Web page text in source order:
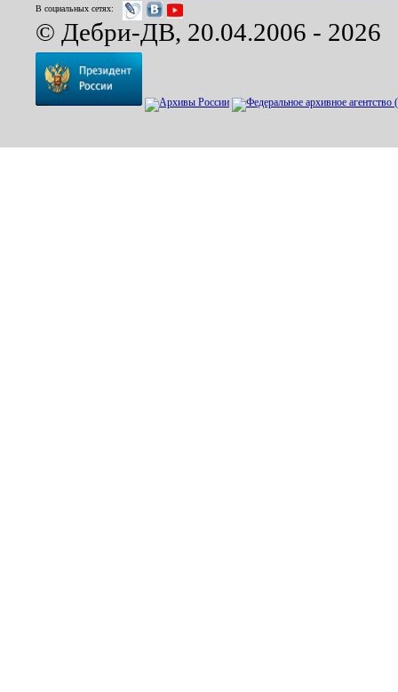
В социальных сетях:
© Дебри-ДВ, 20.04.2006 - 2026